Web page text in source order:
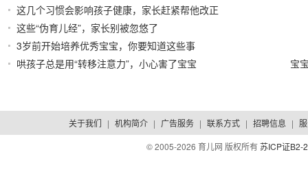
这几个习惯会影响孩子健康，家长赶紧帮他改正
2021/07/24
这些“伪育儿经”，家长别被忽悠了
3岁前开始培养优秀宝宝，你要知道这些事
哄孩子总是用“转移注意力”，小心害了宝宝 宝
关于我们 | 机构简介 | 广告服务 | 联系方式 | 招聘信息 |
© 2005-2026 育儿网 版权所有苏ICP证B2-